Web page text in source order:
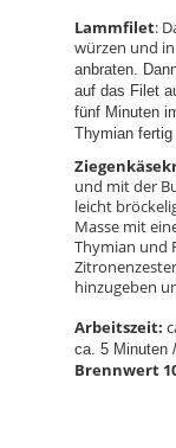
Lammfilet:
würzen und
anbraten.
auf das Filet
fünf Minuten
Thymian fertig
und mit der
leicht
Masse mit
Thymian und
hinzugeben
Arbeitszeit:
ca. 5 Minuten /
Brennwert